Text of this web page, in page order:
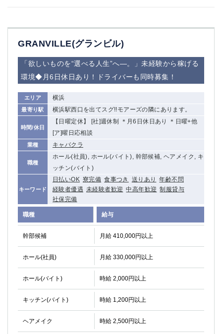
GRANVILLE(グランビル)
「欲しいものを“選べる人生”へ―。」未経験から稼げる
環境◆月6日休日あり！ドライバーも同時募集！
エリア 横浜
最寄り駅 横浜駅西口を出てスグ!!モアーズの隣にあります。
時間/休日
【日曜定休】 [社]週休制 ＊月6日休日あり ＊日曜+他
[ア]曜日応相談
業種 キャバクラ
職種
ホール(社員), ホール(バイト), 幹部候補, ヘアメイク, キ
ッチン(バイト)
キーワード
日払いOK 寮完備 食事つき 送りあり
年齢不問
経験者優遇 未経験者歓迎 中高年歓迎 制服貸与
社保完備
職種 給与
幹部候補 月給 410,000円以上
ホール(社員) 月給 330,000円以上
ホール(バイト) 時給 2,000円以上
キッチン(バイト) 時給 1,200円以上
ヘアメイク 時給 2,500円以上
①六本木 ②西麻布
大山
赤坂
高円寺
蒲田東口
多摩センター
立川（南口）
浜松町
西葛西
葛西
府中
ひばりヶ丘（北口）
吉祥寺（南口／公園口） 小作・羽村・福生エリア
自由が丘
錦糸町南口
下北沢・経堂
金町（北口）
成増駅徒歩3分の好立地！①JR埼京線「赤羽駅」から徒歩2分 ②東
三軒茶屋（南口）
①歌舞伎町 ②新宿 ③新宿三丁目 ④西
蒲田(西口)
清瀬（南口）
①東武練馬 ②成増・板橋 ③大山 ②池袋
池袋東口
金町
大井町
竹ノ塚
三鷹
亀戸
水道橋
荻窪
浅草